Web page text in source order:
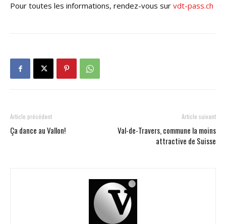
Pour toutes les informations, rendez-vous sur vdt-pass.ch
Article précédent
Ça dance au Vallon!
Article suivant
Val-de-Travers, commune la moins
attractive de Suisse